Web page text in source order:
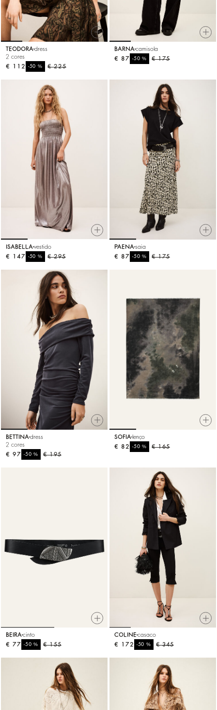
TEODORA dress
2 cores
€ 225
-50%
€ 112
BARNA camisola
€ 175
-50%
€ 87
ISABELLA vestido
€ 295
-50%
€ 147
PAENA saia
€ 175
-50%
€ 87
BETTINA dress
2 cores
€ 195
-50%
€ 97
SOFIA lenço
€ 165
-50%
€ 82
BEIRA cinto
€ 155
-50%
€ 77
COLINE casaco
€ 345
-50%
€ 172